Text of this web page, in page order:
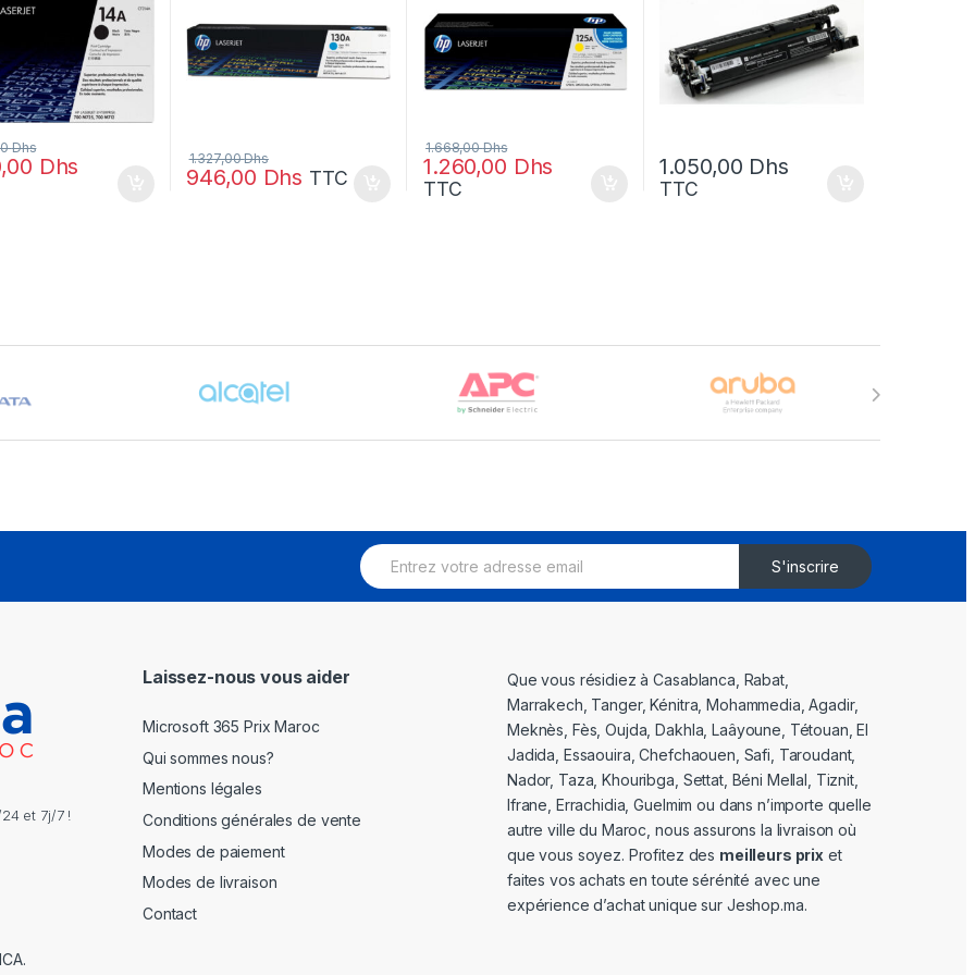
Dhs
Dhs
946,00 Dhs
1.327,00Dhs
TTC 1.260,00 Dhs
1.668,00Dhs
TTC
1.050,00 Dhs
TTC
E
m
S'inscrire
et 7j/7 !
Laissez-nous vous aider
Microsoft 365 Prix Maroc
Qui sommes nous?
Mentions légales
Conditions générales de vente
Modes de paiement
Modes de livraison
Contact
Que vous résidiez à Casablanca, Rabat,
Marrakech, Tanger, Kénitra, Mohammedia, Agadir,
Meknès, Fès, Oujda, Dakhla, Laâyoune, Tétouan, El
Jadida, Essaouira, Chefchaouen, Safi, Taroudant,
Nador, Taza, Khouribga, Settat, Béni Mellal, Tiznit,
Ifrane, Errachidia, Guelmim ou dans n’importe quelle
autre ville du Maroc, nous assurons la livraison où
que vous soyez. Profitez des meilleurs prix et
faites vos achats en toute sérénité avec une
expérience d’achat unique sur Jeshop.ma.